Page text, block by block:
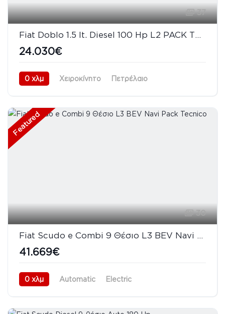
37
Fiat Doblo 1.5 lt. Diesel 100 Hp L2 PACK TECNICO
24.030€
0 χλμ Χειροκίνητο
Πετρέλαιο
Featured
30
Fiat Scudo e Combi 9 Θέσιο L3 BEV Navi Pack Tecnico
41.669€
0 χλμ Automatic
Electric